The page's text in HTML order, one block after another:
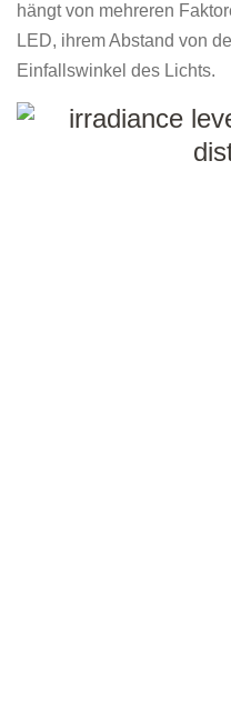
hängt von mehreren
LED, ihrem Abstand von
Einfallswinkel des Lichts.